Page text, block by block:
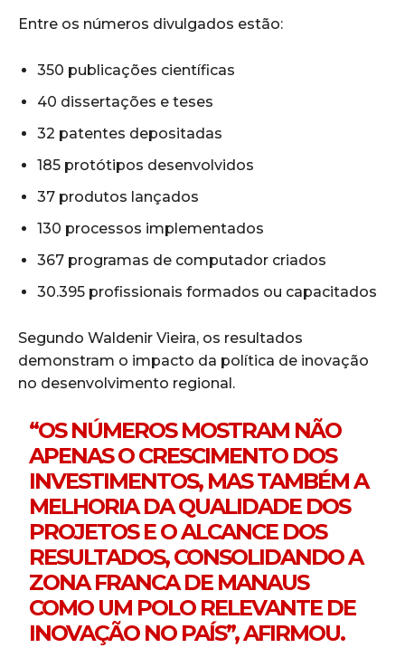
Entre os números divulgados estão:
350 publicações científicas
40 dissertações e teses
32 patentes depositadas
185 protótipos desenvolvidos
37 produtos lançados
130 processos implementados
367 programas de computador criados
30.395 profissionais formados ou capacitados
Segundo Waldenir Vieira, os resultados
demonstram o impacto da política de inovação
no desenvolvimento regional.
“OS NÚMEROS MOSTRAM NÃO
APENAS O CRESCIMENTO DOS
INVESTIMENTOS, MAS TAMBÉM A
MELHORIA DA QUALIDADE DOS
PROJETOS E O ALCANCE DOS
RESULTADOS, CONSOLIDANDO A
ZONA FRANCA DE MANAUS
COMO UM POLO RELEVANTE DE
INOVAÇÃO NO PAÍS”, AFIRMOU.